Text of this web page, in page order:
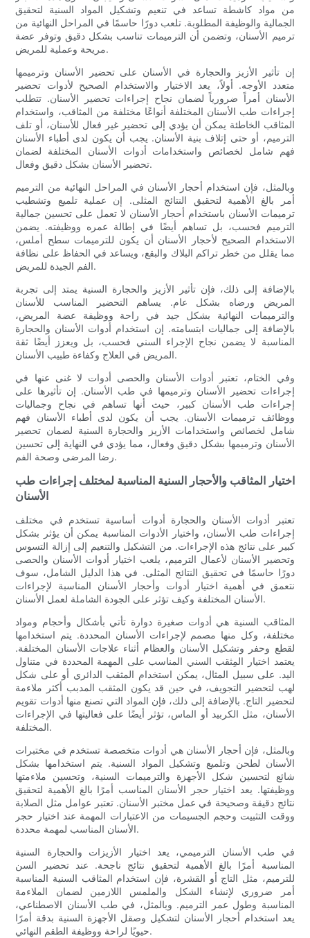
من مواد كاشطة تساعد في تنعيم وتشكيل المواد السنية لتحقيق
الجمالية والوظيفة المطلوبة. تلعب دورًا حاسمًا في المراحل النهائية من
ترميم الأسنان، وتضمن أن الترميمات تناسب بشكل دقيق وتوفر عضة
مريحة وعملية للمريض.
إن تأثير الأزيز والحجارة في الأسنان على تحضير الأسنان وترميمها
متعدد الأوجه. أولاً، يعد الاختيار والاستخدام الصحيح لأدوات تحضير
الأسنان أمراً ضرورياً لضمان نجاح إجراءات تحضير الأسنان. تتطلب
إجراءات طب الأسنان المختلفة أنواعًا مختلفة من المثاقب، واستخدام
المثاقب الخاطئة يمكن أن يؤدي إلى تحضير غير فعال للأسنان، أو تلف
الترميم، أو حتى إتلاف بنية الأسنان. يجب أن يكون لدى أطباء الأسنان
فهم شامل لخصائص واستخدامات أدوات الأسنان المختلفة لضمان
تحضير الأسنان بشكل دقيق وفعال.
وبالمثل، فإن استخدام أحجار الأسنان في المراحل النهائية من الترميم
أمر بالغ الأهمية لتحقيق النتائج المثلى. إن عملية تلميع وتشطيب
ترميمات الأسنان باستخدام أحجار الأسنان لا تعمل على تحسين جمالية
الترميم فحسب، بل تساهم أيضًا في إطالة عمره ووظيفته. يضمن
الاستخدام الصحيح لأحجار الأسنان أن يكون للترميمات سطح أملس،
مما يقلل من خطر تراكم البلاك والبقع، ويساعد في الحفاظ على نظافة
الفم الجيدة للمريض.
بالإضافة إلى ذلك، فإن تأثير الأزيز والحجارة السنية يمتد إلى تجربة
المريض ورضاه بشكل عام. يساهم التحضير المناسب للأسنان
والترميمات النهائية بشكل جيد في راحة ووظيفة عضة المريض،
بالإضافة إلى جماليات ابتسامته. إن استخدام أدوات الأسنان والحجارة
المناسبة لا يضمن نجاح الإجراء السني فحسب، بل ويعزز أيضًا ثقة
المريض في العلاج وكفاءة طبيب الأسنان.
وفي الختام، تعتبر أدوات الأسنان والحصى أدوات لا غنى عنها في
إجراءات تحضير الأسنان وترميمها في طب الأسنان. إن تأثيرها على
إجراءات طب الأسنان كبير، حيث أنها تساهم في نجاح وجماليات
ووظائف ترميمات الأسنان. يجب أن يكون لدى أطباء الأسنان فهم
شامل لخصائص واستخدامات الأزيز والحجارة السنية لضمان تحضير
الأسنان وترميمها بشكل دقيق وفعال، مما يؤدي في النهاية إلى تحسين
رضا المرضى وصحة الفم.
اختيار المثاقب والأحجار السنية المناسبة لمختلف إجراءات طب
الأسنان
تعتبر أدوات الأسنان والحجارة أدوات أساسية تستخدم في مختلف
إجراءات طب الأسنان، واختيار الأدوات المناسبة يمكن أن يؤثر بشكل
كبير على نتائج هذه الإجراءات. من التشكيل والتنعيم إلى إزالة التسوس
وتحضير الأسنان لأعمال الترميم، يلعب اختيار أدوات الأسنان والحصى
دورًا حاسمًا في تحقيق النتائج المثلى. في هذا الدليل الشامل، سوف
نتعمق في أهمية اختيار أدوات وأحجار الأسنان المناسبة لإجراءات
الأسنان المختلفة وكيف تؤثر على الجودة الشاملة لعمل الأسنان.
المثاقب السنية هي أدوات صغيرة دوارة تأتي بأشكال وأحجام ومواد
مختلفة، وكل منها مصمم لإجراءات الأسنان المحددة. يتم استخدامها
لقطع وحفر وتشكيل الأسنان والعظام أثناء علاجات الأسنان المختلفة.
يعتمد اختيار المِثقب السني المناسب على المهمة المحددة في متناول
اليد. على سبيل المثال، يمكن استخدام المثقب الدائري أو على شكل
لهب لتحضير التجويف، في حين قد يكون المثقب المدبب أكثر ملاءمة
لتحضير التاج. بالإضافة إلى ذلك، فإن المواد التي تصنع منها أدوات تقويم
الأسنان، مثل الكربيد أو الماس، تؤثر أيضًا على فعاليتها في الإجراءات
المختلفة.
وبالمثل، فإن أحجار الأسنان هي أدوات متخصصة تستخدم في مختبرات
الأسنان لطحن وتلميع وتشكيل المواد السنية. يتم استخدامها بشكل
شائع لتحسين شكل الأجهزة والترميمات السنية، وتحسين ملاءمتها
ووظيفتها. يعد اختيار حجر الأسنان المناسب أمرًا بالغ الأهمية لتحقيق
نتائج دقيقة وصحيحة في عمل مختبر الأسنان. تعتبر عوامل مثل الصلابة
ووقت التثبيت وحجم الجسيمات من الاعتبارات المهمة عند اختيار حجر
الأسنان المناسب لمهمة محددة.
في طب الأسنان الترميمي، يعد اختيار الأزيزات والحجارة السنية
المناسبة أمرًا بالغ الأهمية لتحقيق نتائج ناجحة. عند تحضير السن
للترميم، مثل التاج أو القشرة، فإن استخدام المثاقب السنية المناسبة
أمر ضروري لإنشاء الشكل والملمس اللازمين لضمان الملاءمة
المناسبة وطول عمر الترميم. وبالمثل، في طب الأسنان الاصطناعي،
يعد استخدام أحجار الأسنان لتشكيل وصقل الأجهزة السنية بدقة أمرًا
حيويًا لراحة ووظيفة الطقم النهائي.